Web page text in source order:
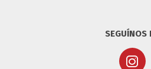
SEGUÍNOS